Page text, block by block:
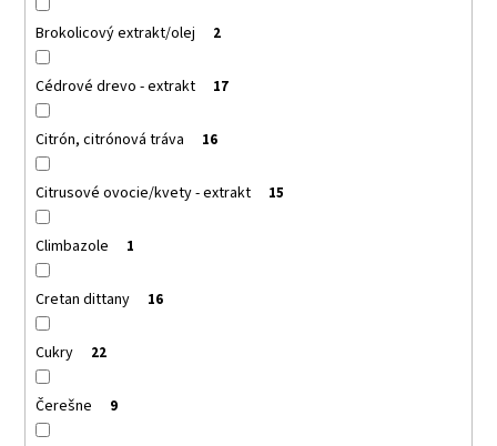
Brokolicový extrakt/olej 2
Cédrové drevo - extrakt 17
Citrón, citrónová tráva 16
Citrusové ovocie/kvety - extrakt 15
Climbazole 1
Cretan dittany 16
Cukry 22
Čerešne 9